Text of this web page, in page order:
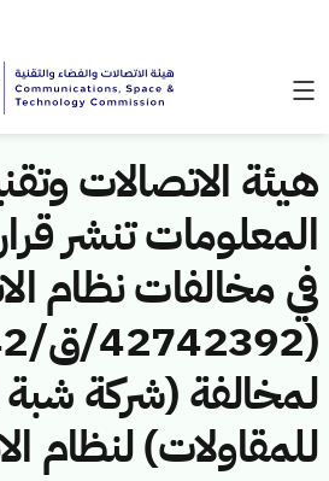
هيئة الاتصالات
المعلومات تنشر
في مخالفات نظام
لمخالفة (شركة شبة
للمقاولات) لنظام